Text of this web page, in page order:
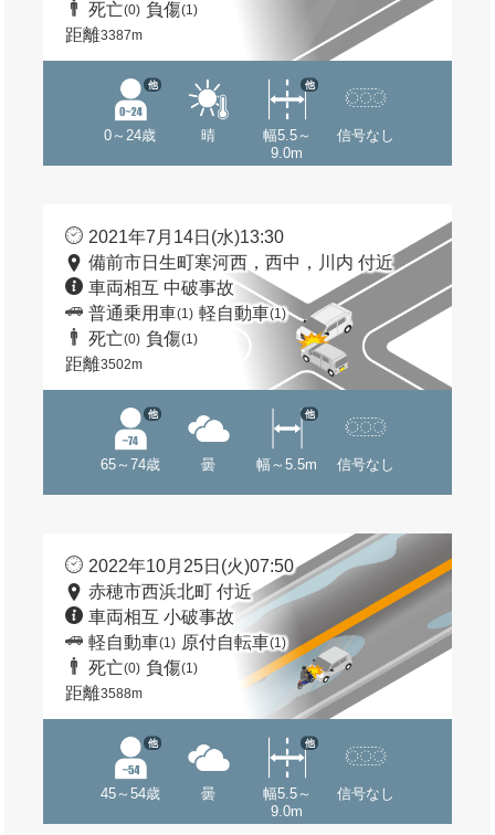
死亡(0) 負傷(1)
距離3387m
0～24歳
他
晴
幅5.5～
9.0m
他
信号なし
2021年7月14日(水)13:30
備前市日生町寒河西，西中，川内 付近
車両相互 中破事故
普通乗用車(1) 軽自動車(1)
死亡(0) 負傷(1)
距離3502m
65～74歳
他
曇 幅～5.5m
他
信号なし
2022年10月25日(火)07:50
赤穂市西浜北町 付近
車両相互 小破事故
軽自動車(1) 原付自転車(1)
死亡(0) 負傷(1)
距離3588m
45～54歳
他
曇
幅5.5～
9.0m
他
信号なし